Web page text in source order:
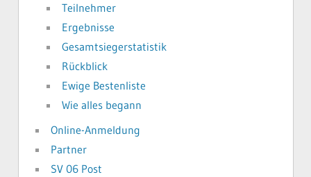
Teilnehmer
Ergebnisse
Gesamtsiegerstatistik
Rückblick
Ewige Bestenliste
Wie alles begann
Online-Anmeldung
Partner
SV 06 Post